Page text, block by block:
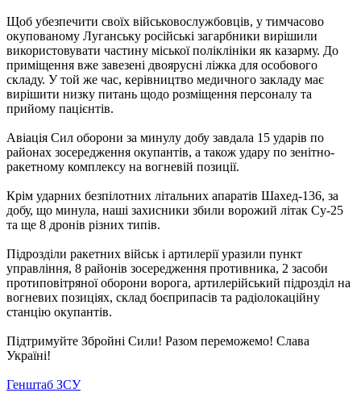
Щоб убезпечити своїх військовослужбовців, у тимчасово
окупованому Луганську російські загарбники вирішили
використовувати частину міської поліклініки як казарму. До
приміщення вже завезені двоярусні ліжка для особового
складу. У той же час, керівництво медичного закладу має
вирішити низку питань щодо розміщення персоналу та
прийому пацієнтів.
Авіація Сил оборони за минулу добу завдала 15 ударів по
районах зосередження окупантів, а також удару по зенітно-
ракетному комплексу на вогневій позиції.
Крім ударних безпілотних літальних апаратів Шахед-136, за
добу, що минула, наші захисники збили ворожий літак Су-25
та ще 8 дронів різних типів.
Підрозділи ракетних військ і артилерії уразили пункт
управління, 8 районів зосередження противника, 2 засоби
протиповітряної оборони ворога, артилерійський підрозділ на
вогневих позиціях, склад боєприпасів та радіолокаційну
станцію окупантів.
Підтримуйте Збройні Сили! Разом переможемо! Слава
Україні!
Генштаб ЗСУ